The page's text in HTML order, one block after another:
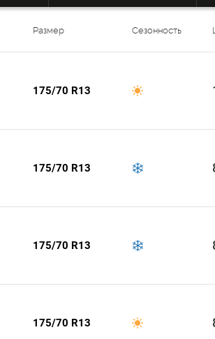
Размер Сезонность
175/70 R13
175/70 R13
175/70 R13
175/70 R13